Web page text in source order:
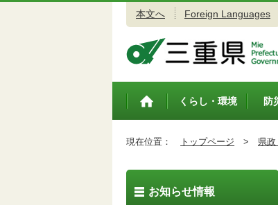
本文へ Foreign Languages
トップペ
くらし・環境 防
現在位置： トップページ > 県
お知らせ情報